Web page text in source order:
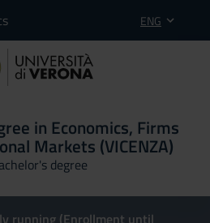
ENG
in Economics, Firms
Markets (VICENZA)
degree
running (Enrollment until